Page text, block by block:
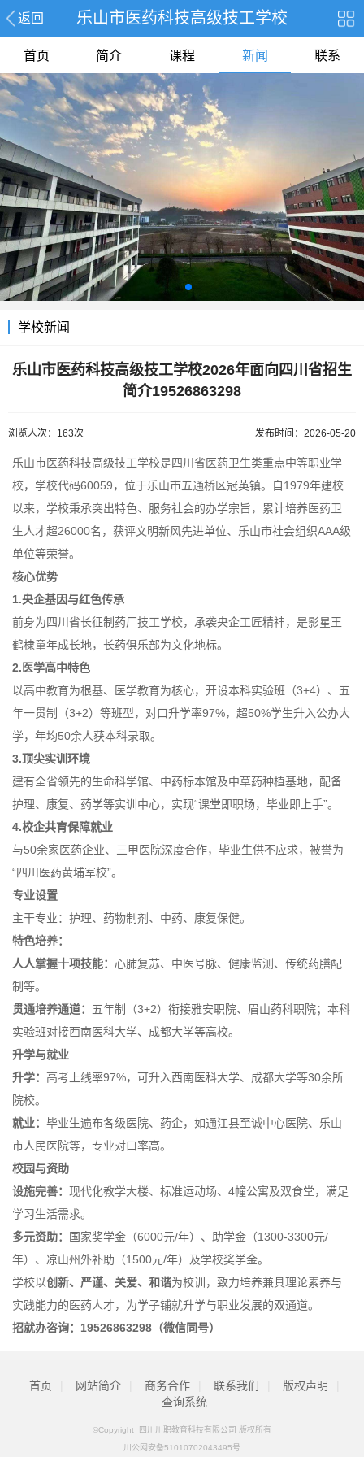
返回 乐山市医药科技高级技工学校
首页 简介 课程 新闻 联系
学校新闻
乐山市医药科技高级技工学校2026年面向四川省招生
简介19526863298
浏览人次：163次 发布时间：2026-05-20
乐山市医药科技高级技工学校是四川省医药卫生类重点中等职业学
校，学校代码60059，位于乐山市五通桥区冠英镇。自1979年建校
以来，学校秉承突出特色、服务社会的办学宗旨，累计培养医药卫
生人才超26000名，获评文明新风先进单位、乐山市社会组织AAA级
单位等荣誉。
核心优势
1.央企基因与红色传承
前身为四川省长征制药厂技工学校，承袭央企工匠精神，是影星王
鹤棣童年成长地，长药俱乐部为文化地标。
2.医学高中特色
以高中教育为根基、医学教育为核心，开设本科实验班（3+4）、五
年一贯制（3+2）等班型，对口升学率97%，超50%学生升入公办大
学，年均50余人获本科录取。
3.顶尖实训环境
建有全省领先的生命科学馆、中药标本馆及中草药种植基地，配备
护理、康复、药学等实训中心，实现“课堂即职场，毕业即上手”。
4.校企共育保障就业
与50余家医药企业、三甲医院深度合作，毕业生供不应求，被誉为
“四川医药黄埔军校”。
专业设置
主干专业：护理、药物制剂、中药、康复保健。
特色培养：
人人掌握十项技能： 心肺复苏、中医号脉、健康监测、传统药膳配
制等。
贯通培养通道： 五年制（3+2）衔接雅安职院、眉山药科职院；本科
实验班对接西南医科大学、成都大学等高校。
升学与就业
升学： 高考上线率97%，可升入西南医科大学、成都大学等30余所
院校。
就业： 毕业生遍布各级医院、药企，如通江县至诚中心医院、乐山
市人民医院等，专业对口率高。
校园与资助
设施完善： 现代化教学大楼、标准运动场、4幢公寓及双食堂，满足
学习生活需求。
多元资助：
国家奖学金（6000元/年）、助学金（1300-3300元/
年）、凉山州外补助（1500元/年）及学校奖学金。
学校以创新、严谨、关爱、和谐为校训，致力培养兼具理论素养与
实践能力的医药人才，为学子铺就升学与职业发展的双通道。
招就办咨询：19526863298（微信同号）
首页 网站简介 商务合作 联系我们 版权声明
查询系统
©Copyright 四川川职教育科技有限公司 版权所有
川公网安备51010702043495号